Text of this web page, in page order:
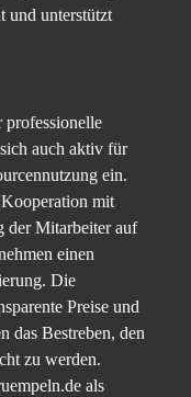
und unterstützt
professionelle
auch aktiv für
ein.
mit
der Mitarbeiter auf
einen
Die
Preise und
das Bestreben, den
zu werden.
als